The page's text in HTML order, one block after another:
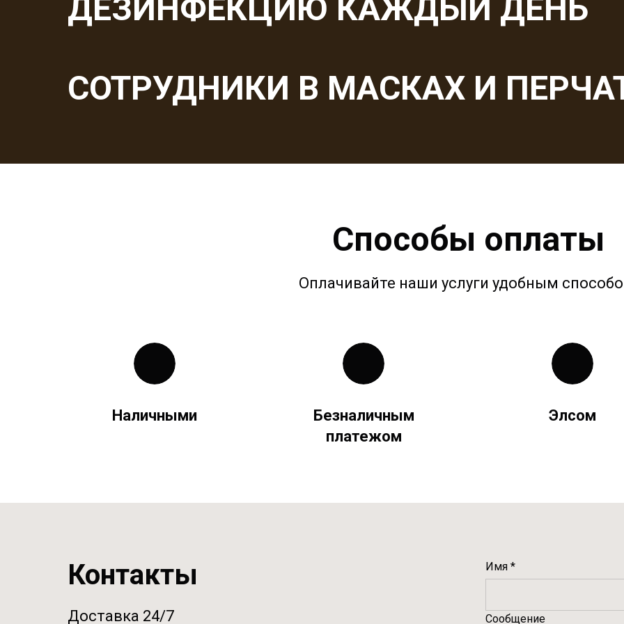
ДЕЗИНФЕКЦИЮ КАЖДЫЙ ДЕНЬ
СОТРУДНИКИ В МАСКАХ И
Способы оплаты
Оплачивайте наши услуги удобным
Наличными
Безналичным
платежом
Элсом
Контакты
Доставка 24/7
Имя *
Сообщение